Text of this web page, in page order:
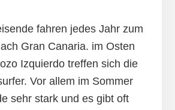
fahren jedes Jahr zum
Gran Canaria. im Osten
Izquierdo treffen sich die
Vor allem im Sommer
sehr stark und es gibt oft